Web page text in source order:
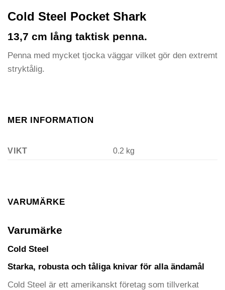
Cold Steel Pocket Shark
13,7 cm lång taktisk penna.
Penna med mycket tjocka väggar vilket gör den extremt
stryktålig.
MER INFORMATION
VIKT 0.2 kg
VARUMÄRKE
Varumärke
Cold Steel
Starka, robusta och tåliga knivar för alla ändamål
Cold Steel är ett amerikanskt företag som tillverkat